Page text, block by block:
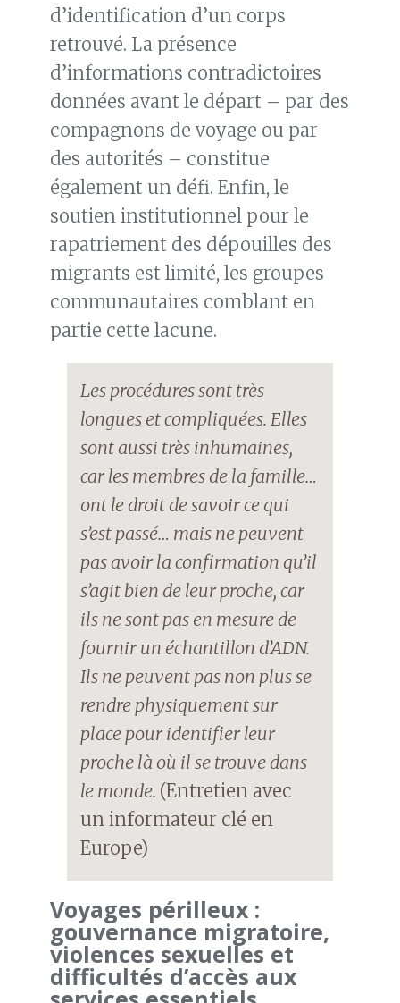
d’identification d’un corps
retrouvé. La présence
d’informations contradictoires
données avant le départ – par des
compagnons de voyage ou par
des autorités – constitue
également un défi. Enfin, le
soutien institutionnel pour le
rapatriement des dépouilles des
migrants est limité, les groupes
communautaires comblant en
partie cette lacune.
Les procédures sont très
longues et compliquées. Elles
sont aussi très inhumaines,
car les membres de la famille…
ont le droit de savoir ce qui
s’est passé… mais ne peuvent
pas avoir la confirmation qu’il
s’agit bien de leur proche, car
ils ne sont pas en mesure de
fournir un échantillon d’ADN.
Ils ne peuvent pas non plus se
rendre physiquement sur
place pour identifier leur
proche là où il se trouve dans
le monde. (Entretien avec
un informateur clé en
Europe)
Voyages périlleux :
gouvernance migratoire,
violences sexuelles et
difficultés d’accès aux